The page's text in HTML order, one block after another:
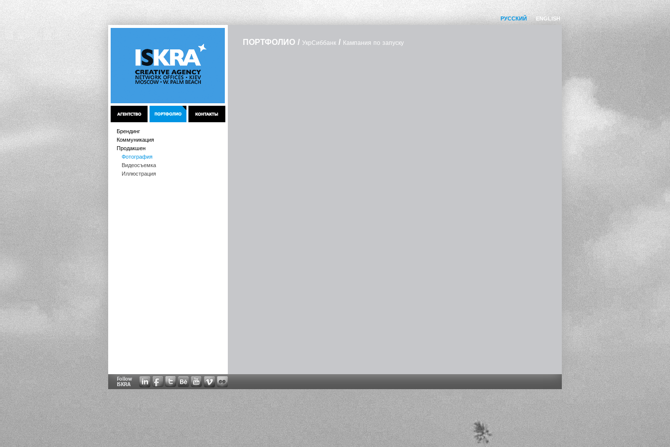
РУССКИЙ ENGLISH
Брендинг
Коммуникация
Продакшен
Фотография
Видеосъемка
Иллюстрация
ПОРТФОЛИО / УкрСиббанк / Кампания по запуску